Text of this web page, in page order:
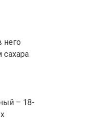
него
сахара
– 18-